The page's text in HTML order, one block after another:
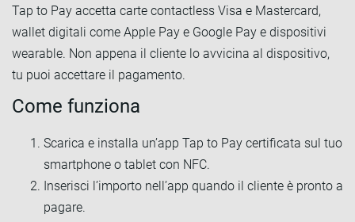
Tap to Pay accetta carte contactless Visa e Mastercard,
wallet digitali come Apple Pay e Google Pay e dispositivi
wearable. Non appena il cliente lo avvicina al dispositivo,
tu puoi accettare il pagamento.
Come funziona
Scarica e installa un’app Tap to Pay certificata sul tuo
smartphone o tablet con NFC.
Inserisci l’importo nell’app quando il cliente è pronto a
pagare.